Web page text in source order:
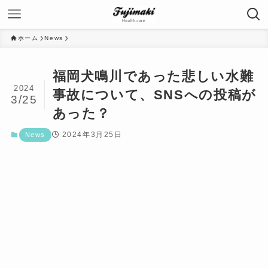
ホーム News
福岡犬鳴川であった悲しい水難
事故について、SNSへの投稿が
あった？
2024
3/25
News 2024年3月25日